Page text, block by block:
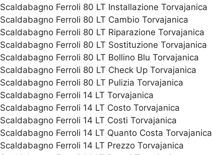
Scaldabagno Ferroli 80 LT Installazione Torvajanica
Scaldabagno Ferroli 80 LT Cambio Torvajanica
Scaldabagno Ferroli 80 LT Riparazione Torvajanica
Scaldabagno Ferroli 80 LT Sostituzione Torvajanica
Scaldabagno Ferroli 80 LT Bollino Blu Torvajanica
Scaldabagno Ferroli 80 LT Check Up Torvajanica
Scaldabagno Ferroli 80 LT Pulizia Torvajanica
Scaldabagno Ferroli 14 LT Torvajanica
Scaldabagno Ferroli 14 LT Costo Torvajanica
Scaldabagno Ferroli 14 LT Costi Torvajanica
Scaldabagno Ferroli 14 LT Quanto Costa Torvajanica
Scaldabagno Ferroli 14 LT Prezzo Torvajanica